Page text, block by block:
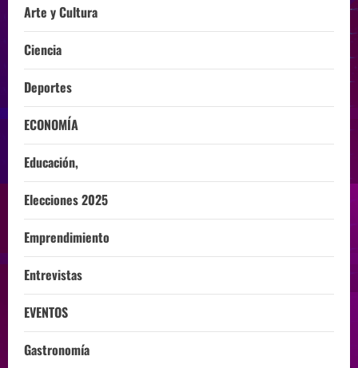
Arte y Cultura
Ciencia
Deportes
ECONOMÍA
Educación,
Elecciones 2025
Emprendimiento
Entrevistas
EVENTOS
Gastronomía